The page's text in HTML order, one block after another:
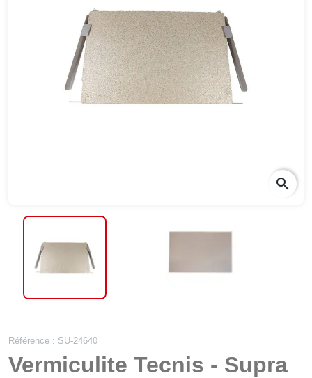
Référence : SU-24640
Vermiculite Tecnis - Supra